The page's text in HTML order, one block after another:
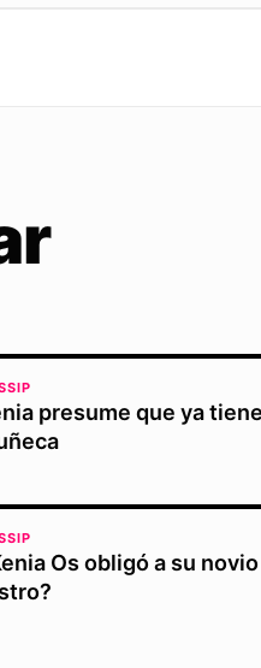
presume que ya
Os obligó a su